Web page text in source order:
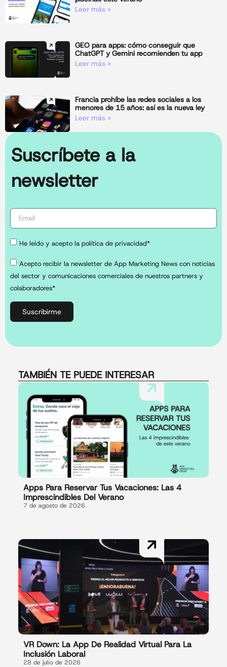
Leer más »
GEO para apps: cómo conseguir que
ChatGPT y Gemini recomienden tu app
Leer más »
Francia prohíbe las redes sociales a los
menores de 15 años: así es la nueva ley
Leer más »
Suscríbete a la
newsletter
He leído y acepto la política de privacidad*
Acepto recibir la newsletter de App Marketing News con noticias
del sector y comunicaciones comerciales de nuestros partners y
colaboradores*
Suscribirme
TAMBIÉN TE PUEDE INTERESAR
Apps Para Reservar Tus Vacaciones: Las 4
Imprescindibles Del Verano
7 de agosto de 2026
VR Down: La App De Realidad Virtual Para La
Inclusión Laboral
28 de julio de 2026